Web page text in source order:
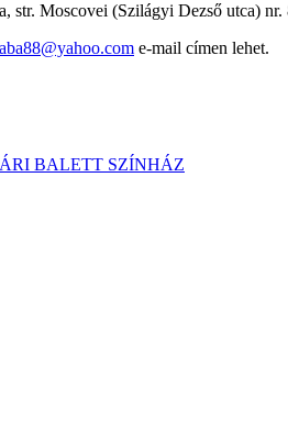
str. Moscovei (Szilágyi Dezső utca)
e-mail címen lehet.
BALETT SZÍNHÁZ